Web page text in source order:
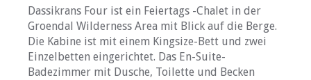
Dassikrans Four ist ein Feiertags -Chalet in der
Groendal Wilderness Area mit Blick auf die Berge.
Die Kabine ist mit einem Kingsize-Bett und zwei
Einzelbetten eingerichtet. Das En-Suite-
Badezimmer mit Dusche, Toilette und Becken